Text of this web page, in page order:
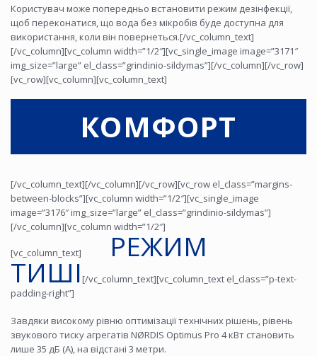
Користувач може попередньо встановити режим дезінфекції,
щоб переконатися, що вода без мікробів буде доступна для
використання, коли він повернеться.[/vc_column_text]
[/vc_column][vc_column width=”1/2″][vc_single_image image=”3171″
img_size=”large” el_class=”grindinio-sildymas”][/vc_column][/vc_row]
[vc_row][vc_column][vc_column_text]
КОМФОРТ
[/vc_column_text][/vc_column][/vc_row][vc_row el_class=”margins-
between-blocks”][vc_column width=”1/2″][vc_single_image
image=”3176″ img_size=”large” el_class=”grindinio-sildymas”]
[/vc_column][vc_column width=”1/2″]
[vc_column_text] РЕЖИМ
ТИШІ[/vc_column_text][vc_column_text el_class=”p-text-
padding-right”]
Завдяки високому рівню оптимізації технічних рішень, рівень
звукового тиску агрегатів NØRDIS Optimus Pro 4 кВт становить
лише 35 дБ (А), на відстані 3 метри.